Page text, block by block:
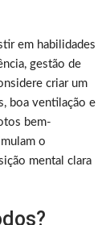
em habilidades
gestão de
criar um
boa ventilação e
bem-
o
mental clara